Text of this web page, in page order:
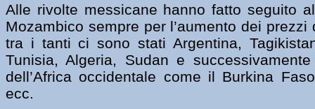
Alle rivolte messicane hanno fatto seguito
Mozambico sempre per l’aumento dei
tra i tanti ci sono stati Argentina,
Tunisia, Algeria, Sudan e
dell’Africa occidentale come il Burkina
ecc.